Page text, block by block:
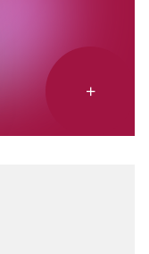
+